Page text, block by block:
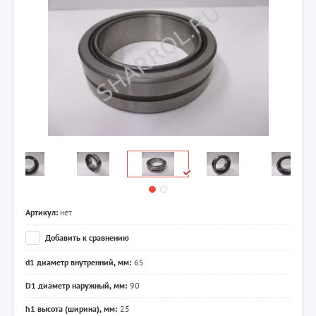
Артикул: нет
Добавить к сравнению
d1 диаметр внутренний, мм: 65
D1 диаметр наружный, мм: 90
h1 высота (ширина), мм: 25